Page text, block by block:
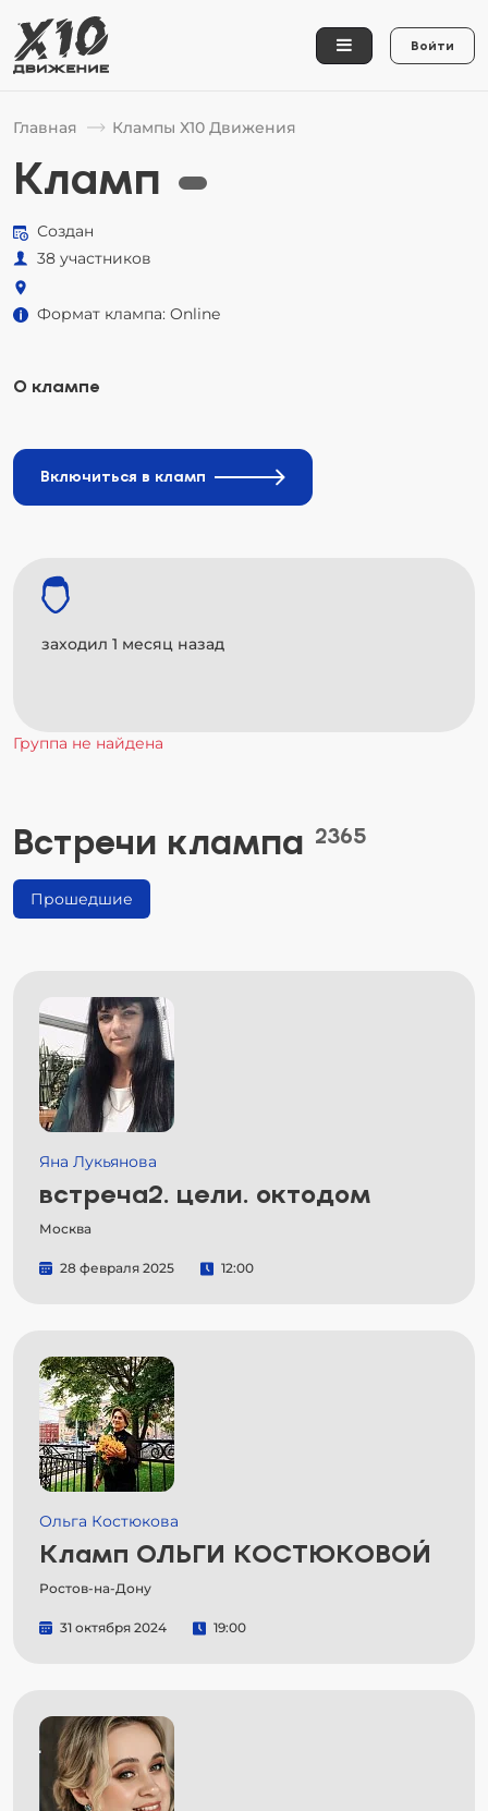
Войти
Главная Клампы Х10 Движения
Кламп
Создан
38 участников
Формат клампа: Online
О клампе
Включиться в кламп
заходил 1 месяц назад
Группа не найдена
Встречи клампа 2365
Прошедшие
Яна Лукьянова
встреча2. цели. октодом
Москва
28 февраля 2025 12:00
Ольга Костюкова
Кламп ОЛЬГИ КОСТЮКОВОЙ
Ростов-на-Дону
31 октября 2024 19:00